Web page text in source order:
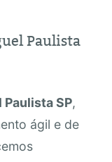
Paulista
Paulista SP,
ágil e de